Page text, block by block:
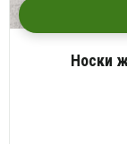
Носки